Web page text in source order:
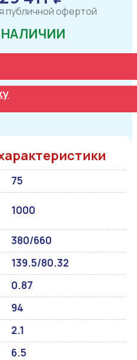
публичной офертой
НАЛИЧИИ
75
1000
380/660
139.5/80.32
0.87
94
2.1
6.5